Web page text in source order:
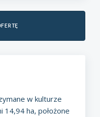
w kulturze
14,94 ha, położone